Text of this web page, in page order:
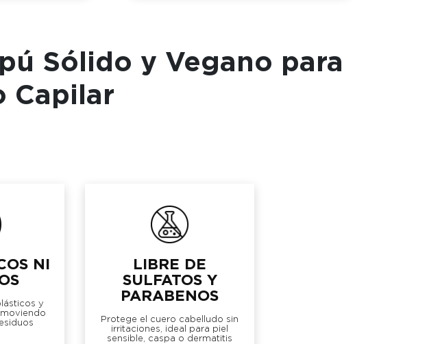
Sólido y Vegano para
Capilar
NI
y
LIBRE DE
SULFATOS Y
PARABENOS
Protege el cuero cabelludo sin
irritaciones, ideal para piel
sensible, caspa o dermatitis